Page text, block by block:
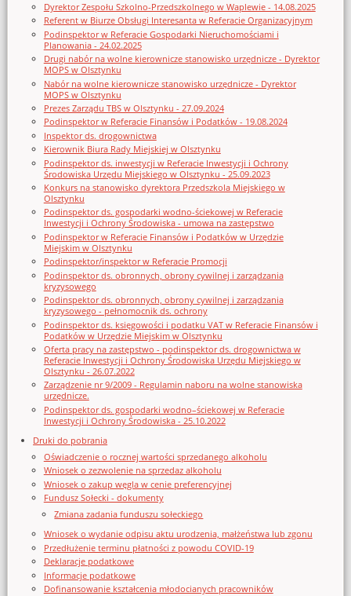
Dyrektor Zespołu Szkolno-Przedszkolnego w Waplewie - 14.08.2025
Referent w Biurze Obsługi Interesanta w Referacie Organizacyjnym
Podinspektor w Referacie Gospodarki Nieruchomościami i
Planowania - 24.02.2025
Drugi nabór na wolne kierownicze stanowisko urzędnicze - Dyrektor
MOPS w Olsztynku
Nabór na wolne kierownicze stanowisko urzędnicze - Dyrektor
MOPS w Olsztynku
Prezes Zarządu TBS w Olsztynku - 27.09.2024
Podinspektor w Referacie Finansów i Podatków - 19.08.2024
Inspektor ds. drogownictwa
Kierownik Biura Rady Miejskiej w Olsztynku
Podinspektor ds. inwestycji w Referacie Inwestycji i Ochrony
Środowiska Urzędu Miejskiego w Olsztynku - 25.09.2023
Konkurs na stanowisko dyrektora Przedszkola Miejskiego w
Olsztynku
Podinspektor ds. gospodarki wodno-ściekowej w Referacie
Inwestycji i Ochrony Środowiska - umowa na zastępstwo
Podinspektor w Referacie Finansów i Podatków w Urzędzie
Miejskim w Olsztynku
Podinspektor/inspektor w Referacie Promocji
Podinspektor ds. obronnych, obrony cywilnej i zarządzania
kryzysowego
Podinspektor ds. obronnych, obrony cywilnej i zarządzania
kryzysowego - pełnomocnik ds. ochrony
Podinspektor ds. księgowości i podatku VAT w Referacie Finansów i
Podatków w Urzędzie Miejskim w Olsztynku
Oferta pracy na zastępstwo - podinspektor ds. drogownictwa w
Referacie Inwestycji i Ochrony Środowiska Urzędu Miejskiego w
Olsztynku - 26.07.2022
Zarządzenie nr 9/2009 - Regulamin naboru na wolne stanowiska
urzędnicze.
Podinspektor ds. gospodarki wodno–ściekowej w Referacie
Inwestycji i Ochrony Środowiska - 25.10.2022
Druki do pobrania
Oświadczenie o rocznej wartości sprzedanego alkoholu
Wniosek o zezwolenie na sprzedaz alkoholu
Wniosek o zakup węgla w cenie preferencyjnej
Fundusz Sołecki - dokumenty
Zmiana zadania funduszu sołeckiego
Wniosek o wydanie odpisu aktu urodzenia, małżeństwa lub zgonu
Przedłużenie terminu płatności z powodu COVID-19
Deklaracje podatkowe
Informacje podatkowe
Dofinansowanie kształcenia młodocianych pracowników